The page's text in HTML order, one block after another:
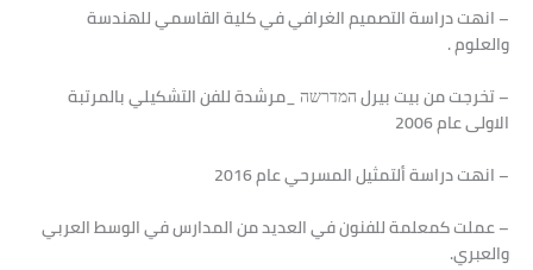
– انهت دراسة التصميم الغرافي في كلية القاسمي للهندسة
والعلوم .
– تخرجت من بيت بيرل המדרשה _مرشدة للفن التشكيلي بالمرتبة
الاولى عام 2006
– انهت دراسة ألتمثيل المسرحي عام 2016
– عملت كمعلمة للفنون في العديد من المدارس في الوسط العربي
والعبري.